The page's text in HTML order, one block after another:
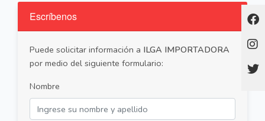
Escríbenos
Puede solicitar información a ILGA IMPORTADORA
por medio del siguiente formulario:
Nombre